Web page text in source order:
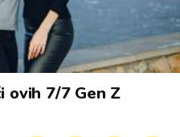
ovih 7/7 Gen Z